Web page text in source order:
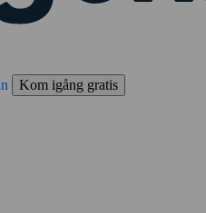
Kom igång gratis